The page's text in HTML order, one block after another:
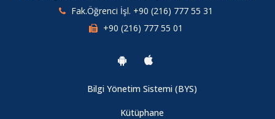
Fak.Öğrenci İşl. +90 (216) 777 55 31
+90 (216) 777 55 01
Bilgi Yönetim Sistemi (BYS)
Kütüphane